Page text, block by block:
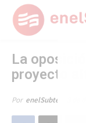
La
proyecto
Por enelSubte